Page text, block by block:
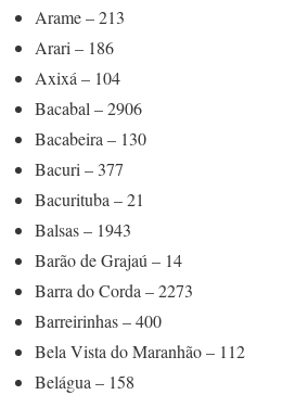
Arame – 213
Arari – 186
Axixá – 104
Bacabal – 2906
Bacabeira – 130
Bacuri – 377
Bacurituba – 21
Balsas – 1943
Barão de Grajaú – 14
Barra do Corda – 2273
Barreirinhas – 400
Bela Vista do Maranhão – 112
Belágua – 158